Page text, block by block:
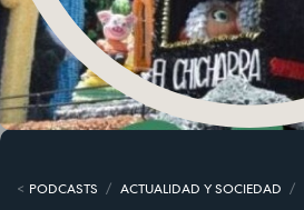
PODCASTS ACTUALIDAD Y SOCIEDAD